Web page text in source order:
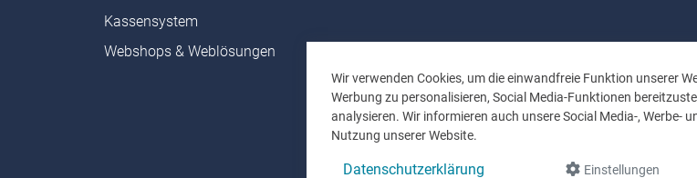
Wir verwenden Cookies, um die einwandfreie Funktion unserer
Werbung zu personalisieren, Social Media-Funktionen
analysieren. Wir informieren auch unsere Social Media-, Werbe-
Nutzung unserer Website.
Datenschutzerklärung Einstellungen
Kassensystem
Webshops & Weblösungen